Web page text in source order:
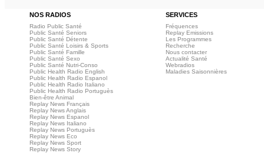
NOS RADIOS SERVICES
Radio Public Santé
Public Santé Seniors
Public Santé Détente
Public Santé Loisirs & Sports
Public Santé Famille
Public Santé Sexo
Public Santé Nutri-Conso
Public Health Radio English
Public Health Radio Espanol
Public Health Radio Italiano
Public Health Radio Portuguès
Bien-être Animal
Replay News Français
Replay News Anglais
Replay News Espanol
Replay News Italiano
Replay News Portuguès
Replay News Eco
Replay News Sport
Replay News Story
Fréquences
Replay Emissions
Les Programmes
Recherche
Nous contacter
Actualité Santé
Webradios
Maladies Saisonnières